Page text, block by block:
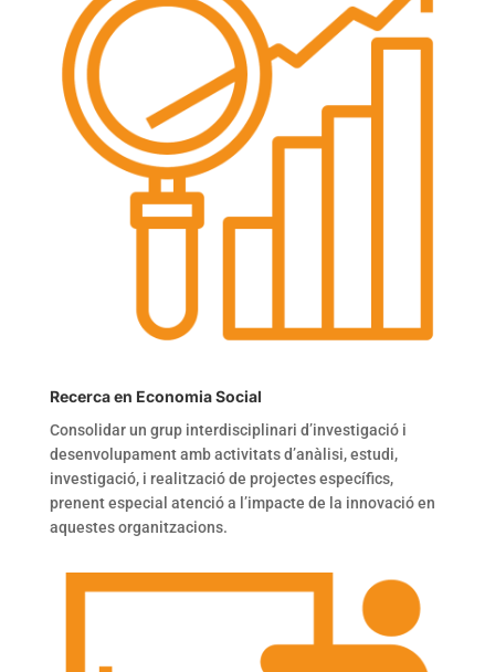
Recerca en Economia Social
Consolidar un grup interdisciplinari d’investigació i
desenvolupament amb activitats d’anàlisi, estudi,
investigació, i realització de projectes específics,
prenent especial atenció a l’impacte de la innovació en
aquestes organitzacions.